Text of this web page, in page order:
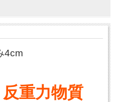
4cm
重力物質